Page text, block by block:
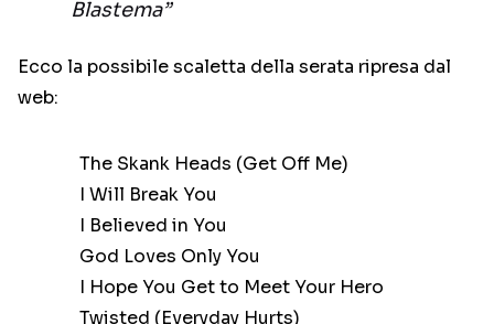
Blastema”
Ecco la possibile scaletta della serata ripresa dal
web:
The Skank Heads (Get Off Me)
I Will Break You
I Believed in You
God Loves Only You
I Hope You Get to Meet Your Hero
Twisted (Everyday Hurts)